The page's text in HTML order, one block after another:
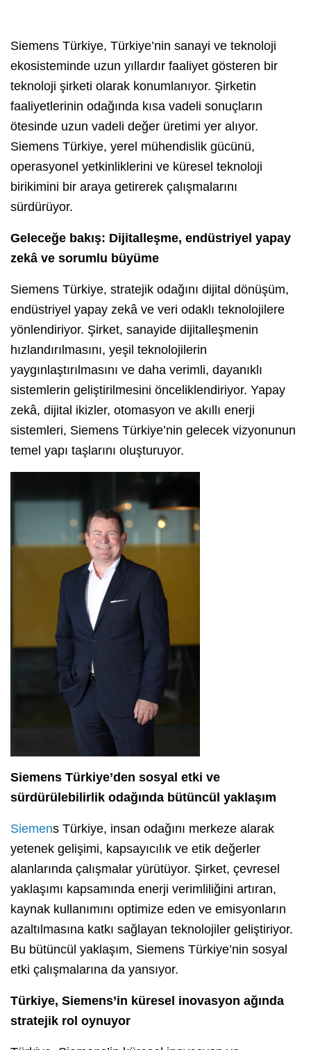
Siemens Türkiye, Türkiye’nin sanayi ve teknoloji
ekosisteminde uzun yıllardır faaliyet gösteren bir
teknoloji şirketi olarak konumlanıyor. Şirketin
faaliyetlerinin odağında kısa vadeli sonuçların
ötesinde uzun vadeli değer üretimi yer alıyor.
Siemens Türkiye, yerel mühendislik gücünü,
operasyonel yetkinliklerini ve küresel teknoloji
birikimini bir araya getirerek çalışmalarını
sürdürüyor.
Geleceğe bakış: Dijitalleşme, endüstriyel yapay
zekâ ve sorumlu büyüme
Siemens Türkiye, stratejik odağını dijital dönüşüm,
endüstriyel yapay zekâ ve veri odaklı teknolojilere
yönlendiriyor. Şirket, sanayide dijitalleşmenin
hızlandırılmasını, yeşil teknolojilerin
yaygınlaştırılmasını ve daha verimli, dayanıklı
sistemlerin geliştirilmesini önceliklendiriyor. Yapay
zekâ, dijital ikizler, otomasyon ve akıllı enerji
sistemleri, Siemens Türkiye’nin gelecek vizyonunun
temel yapı taşlarını oluşturuyor.
Siemens Türkiye’den sosyal etki ve
sürdürülebilirlik odağında bütüncül yaklaşım
Siemens Türkiye, insan odağını merkeze alarak
yetenek gelişimi, kapsayıcılık ve etik değerler
alanlarında çalışmalar yürütüyor. Şirket, çevresel
yaklaşımı kapsamında enerji verimliliğini artıran,
kaynak kullanımını optimize eden ve emisyonların
azaltılmasına katkı sağlayan teknolojiler geliştiriyor.
Bu bütüncül yaklaşım, Siemens Türkiye’nin sosyal
etki çalışmalarına da yansıyor.
Türkiye, Siemens’in küresel inovasyon ağında
stratejik rol oynuyor